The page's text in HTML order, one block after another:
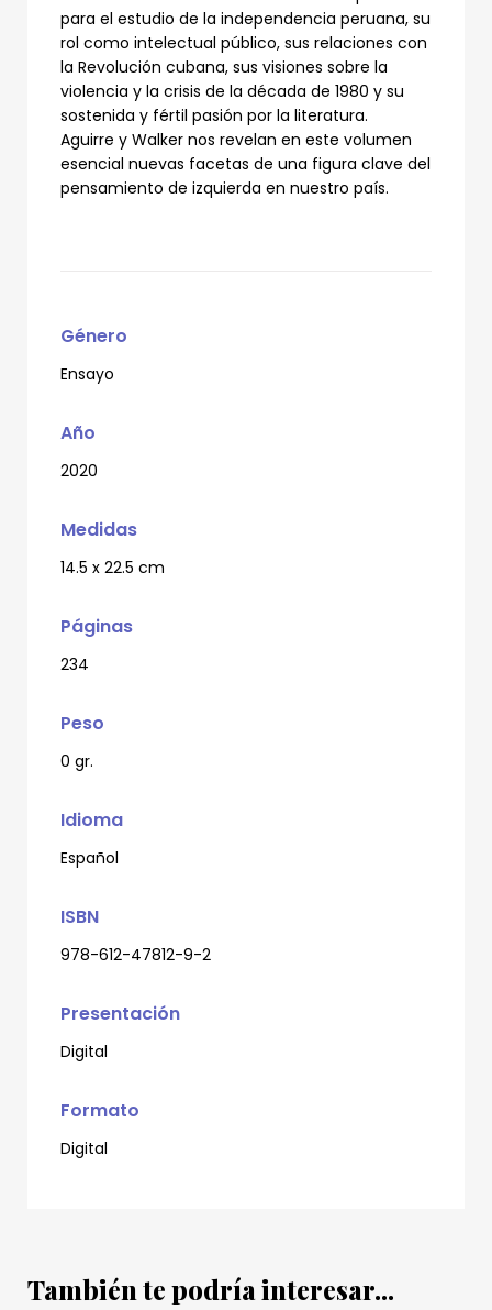
para el estudio de la independencia peruana, su
rol como intelectual público, sus relaciones con
la Revolución cubana, sus visiones sobre la
violencia y la crisis de la década de 1980 y su
sostenida y fértil pasión por la literatura.
Aguirre y Walker nos revelan en este volumen
esencial nuevas facetas de una figura clave del
pensamiento de izquierda en nuestro país.
Género
Ensayo
Año
2020
Medidas
14.5 x 22.5 cm
Páginas
234
Peso
0 gr.
Idioma
Español
ISBN
978-612-47812-9-2
Presentación
Digital
Formato
Digital
También te podría interesar...